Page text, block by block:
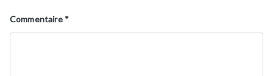
Commentaire *